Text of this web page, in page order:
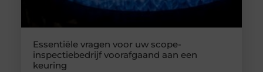
Essentiële vragen voor uw scope-
inspectiebedrijf voorafgaand aan een
keuring